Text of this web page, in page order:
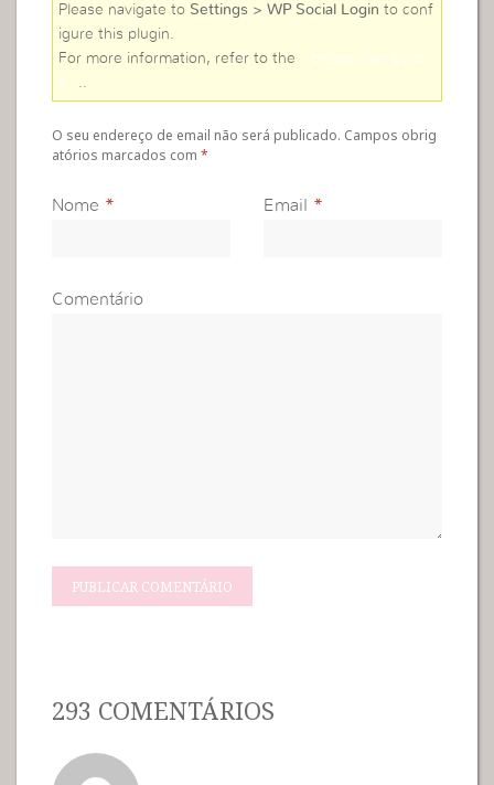
Please navigate to Settings > WP Social Login to conf
igure this plugin.
For more information, refer to the
online user guid
e
O seu endereço de email não será publicado. Campos obrig
atórios marcados com*
Nome * Email *
Comentário
293 COMENTÁRIOS